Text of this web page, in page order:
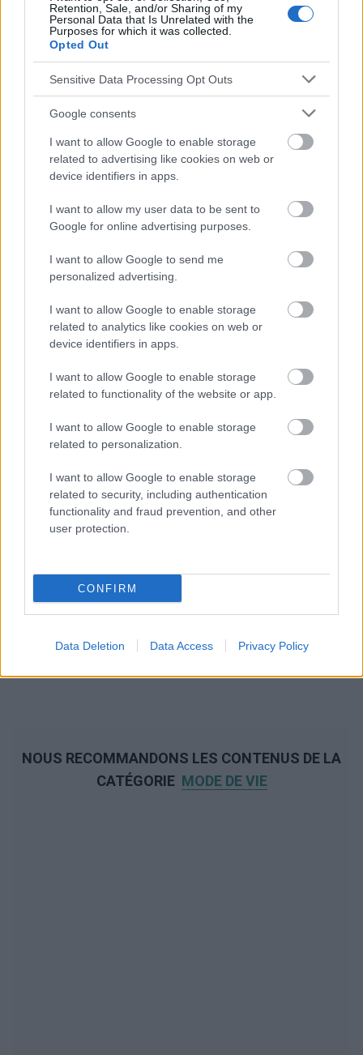
Retention, Sale, and/or Sharing of my
Personal Data that Is Unrelated with the
Purposes for which it was collected.
Opted Out
Sensitive Data Processing Opt Outs
Google consents
I want to allow Google to enable storage
related to advertising like cookies on web or
device identifiers in apps.
I want to allow my user data to be sent to
Google for online advertising purposes.
I want to allow Google to send me
personalized advertising.
I want to allow Google to enable storage
related to analytics like cookies on web or
device identifiers in apps.
I want to allow Google to enable storage
related to functionality of the website or app.
I want to allow Google to enable storage
related to personalization.
I want to allow Google to enable storage
related to security, including authentication
functionality and fraud prevention, and other
user protection.
CONFIRM
Data Deletion Data Access Privacy Policy
Le contenu et les documents de ce site Web sont éducatifs et
informatifs. L'éditeur et les éditeurs du site ne sont pas
responsables des effets de leur utilisation. Avant d'utiliser les
conseils et astuces contenus dans le site, vous devez
absolument consulter votre médecin.
Publicité:
NOUS RECOMMANDONS LES CONTENUS DE LA
CATÉGORIE MODE DE VIE